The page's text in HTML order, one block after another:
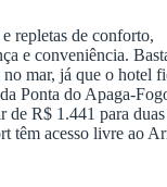
repletas de conforto,
e conveniência.
mar, já que o hotel
Ponta do Apaga-
de R$ 1.441 para duas
têm acesso livre ao